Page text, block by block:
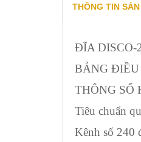
THÔNG TIN
ĐĨA DISCO-
BẢNG ĐIỀU
THÔNG SỐ
Tiêu chuẩn
Kênh số 240